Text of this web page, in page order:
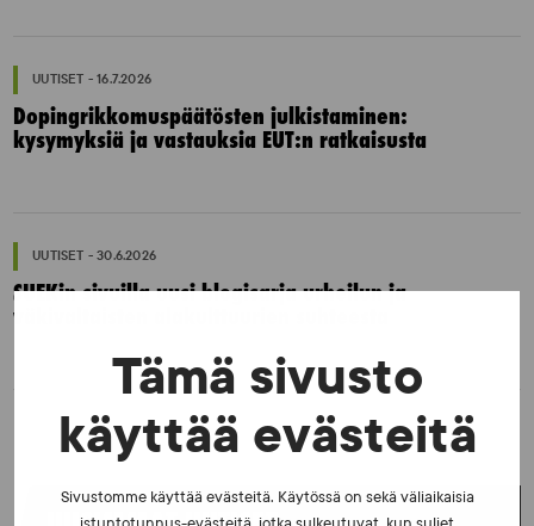
Tämä sivusto
käyttää evästeitä
Sivustomme käyttää evästeitä. Käytössä on sekä väliaikaisia
UUTISET - 16.7.2026
Dopingrikkomuspäätösten julkistaminen:
kysymyksiä ja vastauksia EUT:n ratkaisusta
UUTISET - 30.6.2026
SUEKin sivuilla uusi blogisarja urheilun ja
väkivaltaisten alakulttuurien suhteesta